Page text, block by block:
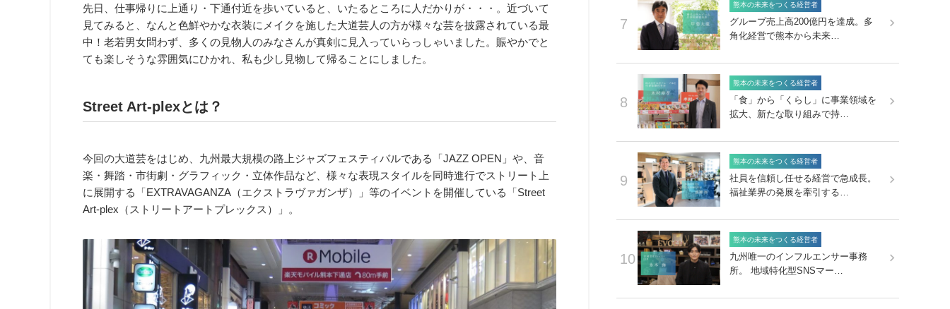
先日、仕事帰りに上通り・下通付近を歩いていると、いたるところに人だかりが・・・。近づいて
見てみると、なんと色鮮やかな衣装にメイクを施した大道芸人の方が様々な芸を披露されている最
中！老若男女問わず、多くの見物人のみなさんが真剣に見入っていらっしゃいました。賑やかでと
ても楽しそうな雰囲気にひかれ、私も少し見物して帰ることにしました。
Street Art-plexとは？
今回の大道芸をはじめ、九州最大規模の路上ジャズフェスティバルである「JAZZ OPEN」や、音
楽・舞踏・市街劇・グラフィック・立体作品など、様々な表現スタイルを同時進行でストリート上
に展開する「EXTRAVAGANZA（エクストラヴァガンザ）」等のイベントを開催している「Street
Art-plex（ストリートアートプレックス）」。
7
熊本の未来をつくる経営者
グループ売上高200億円を達成。多
角化経営で熊本から未来…
8
熊本の未来をつくる経営者
「食」から「くらし」に事業領域を
拡大、新たな取り組みで持…
9
熊本の未来をつくる経営者
社員を信頼し任せる経営で急成長。
福祉業界の発展を牽引する…
10
熊本の未来をつくる経営者
九州唯一のインフルエンサー事務
所。 地域特化型SNSマー…